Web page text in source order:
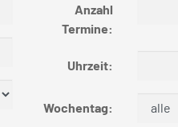
Anzahl
Termine:
Uhrzeit:
Wochentag: